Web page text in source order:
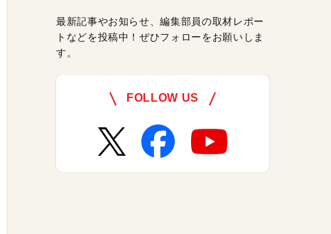
最新記事やお知らせ、編集部員の取材レポー
トなどを投稿中！ぜひフォローをお願いしま
す。
FOLLOW US